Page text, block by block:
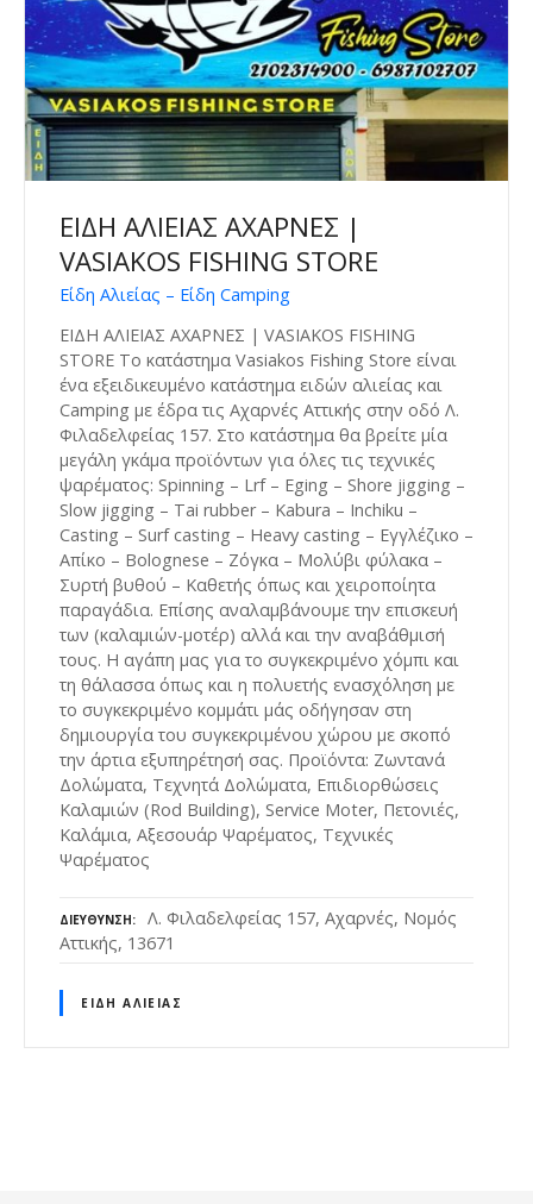
ΕΙΔΗ ΑΛΙΕΙΑΣ ΑΧΑΡΝΕΣ |
VASIAKOS FISHING STORE
Είδη Αλιείας – Είδη Camping
ΕΙΔΗ ΑΛΙΕΙΑΣ ΑΧΑΡΝΕΣ | VASIAKOS FISHING
STORE Το κατάστημα Vasiakos Fishing Store είναι
ένα εξειδικευμένο κατάστημα ειδών αλιείας και
Camping με έδρα τις Αχαρνές Αττικής στην οδό Λ.
Φιλαδελφείας 157. Στο κατάστημα θα βρείτε μία
μεγάλη γκάμα προϊόντων για όλες τις τεχνικές
ψαρέματος: Spinning – Lrf – Eging – Shore jigging –
Slow jigging – Tai rubber – Kabura – Inchiku –
Casting – Surf casting – Heavy casting – Εγγλέζικο –
Απίκο – Bolognese – Ζόγκα – Μολύβι φύλακα –
Συρτή βυθού – Καθετής όπως και χειροποίητα
παραγάδια. Επίσης αναλαμβάνουμε την επισκευή
των (καλαμιών-μοτέρ) αλλά και την αναβάθμισή
τους. Η αγάπη μας για το συγκεκριμένο χόμπι και
τη θάλασσα όπως και η πολυετής ενασχόληση με
το συγκεκριμένο κομμάτι μάς οδήγησαν στη
δημιουργία του συγκεκριμένου χώρου με σκοπό
την άρτια εξυπηρέτησή σας. Προϊόντα: Ζωντανά
Δολώματα, Τεχνητά Δολώματα, Επιδιορθώσεις
Καλαμιών (Rod Building), Service Moter, Πετονιές,
Καλάμια, Αξεσουάρ Ψαρέματος, Τεχνικές
Ψαρέματος
ΔΙΕΎΘΥΝΣΗ
Λ. Φιλαδελφείας 157, Αχαρνές, Νομός
Αττικής, 13671
ΕΊΔΗ ΑΛΙΕΊΑΣ